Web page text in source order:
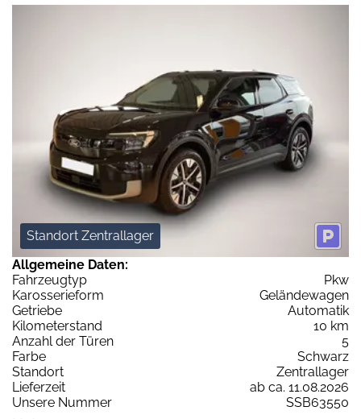
Standort Zentrallager
Allgemeine Daten:
Fahrzeugtyp
Pkw
Karosserieform
Geländewagen
Getriebe
Automatik
Kilometerstand
10 km
Anzahl der Türen
5
Farbe
Schwarz
Standort
Zentrallager
Lieferzeit
ab ca. 11.08.2026
Unsere Nummer
SSB63550